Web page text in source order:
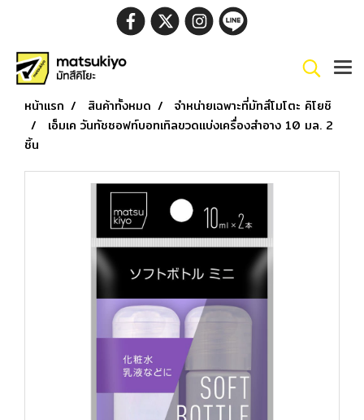
หน้าแรก สินค้าทั้งหมด
จำหน่ายเฉพาะที่มัทสึโมโตะ คิโยชิ
เอ็มเค วันทัชซอฟท์บอทเทิลขวดแบ่งเครื่องสำอาง 10 มล. 2
ชิ้น